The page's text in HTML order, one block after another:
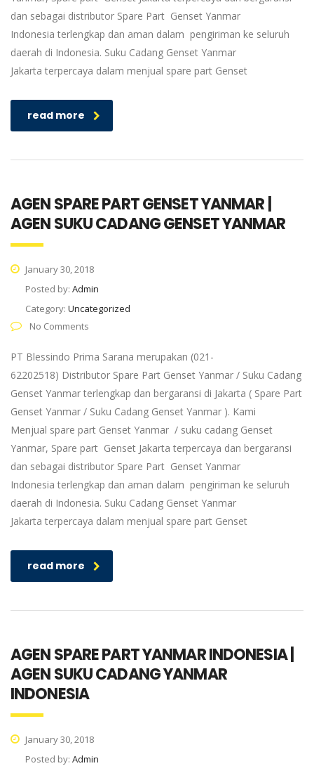
dan sebagai distributor Spare Part Genset Yanmar
Indonesia terlengkap dan aman dalam pengiriman ke seluruh
daerah di Indonesia. Suku Cadang Genset Yanmar
Jakarta terpercaya dalam menjual spare part Genset
read more
AGEN SPARE PART GENSET YANMAR |
AGEN SUKU CADANG GENSET YANMAR
January 30, 2018
Posted by: Admin
Category: Uncategorized
No Comments
PT Blessindo Prima Sarana merupakan (021-
62202518) Distributor Spare Part Genset Yanmar / Suku Cadang
Genset Yanmar terlengkap dan bergaransi di Jakarta ( Spare Part
Genset Yanmar / Suku Cadang Genset Yanmar ). Kami
Menjual spare part Genset Yanmar / suku cadang Genset
Yanmar, Spare part Genset Jakarta terpercaya dan bergaransi
dan sebagai distributor Spare Part Genset Yanmar
Indonesia terlengkap dan aman dalam pengiriman ke seluruh
daerah di Indonesia. Suku Cadang Genset Yanmar
Jakarta terpercaya dalam menjual spare part Genset
read more
AGEN SPARE PART YANMAR INDONESIA |
AGEN SUKU CADANG YANMAR
INDONESIA
January 30, 2018
Posted by: Admin